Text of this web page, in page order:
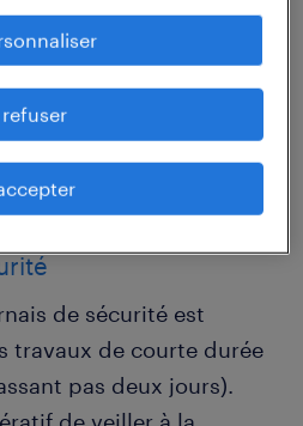
à ce que certaines règles
à noter que ces
dangereux, il
pas les réaliser soi-même
professionnels.
de sécurité est
travaux de courte durée
pas deux jours).
refuser